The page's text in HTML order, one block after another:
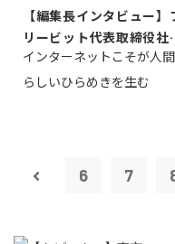
【編集長インタビュー】
リービット代表取締役社
ＣＥＯ 石田...
インターネットこそが人間
らしいひらめきを生む
6 7